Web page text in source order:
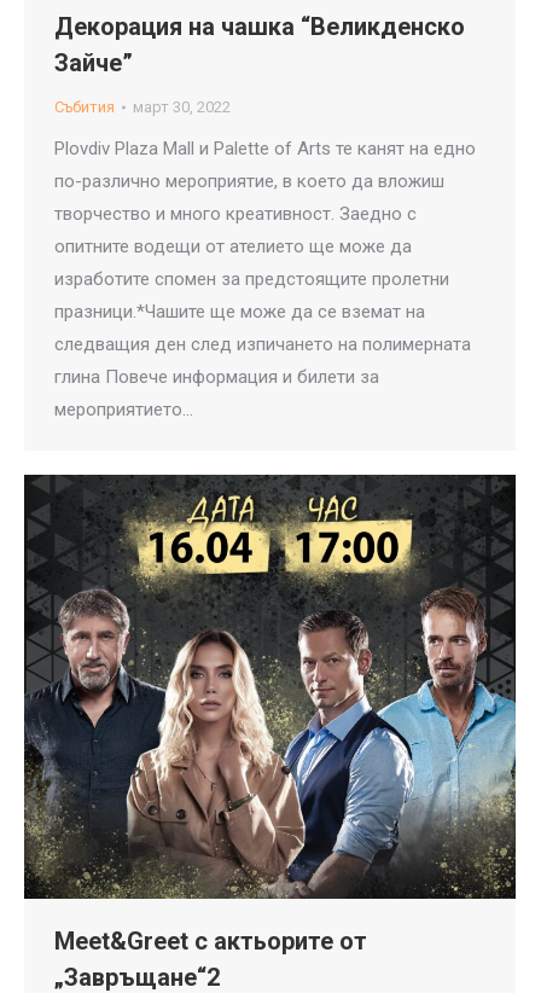
Декорация на чашка “Великденско
Зайче”
Събития март 30, 2022
Plovdiv Plaza Mall и Palette of Arts те канят на едно
по-различно мероприятие, в което да вложиш
творчество и много креативност. Заедно с
опитните водещи от ателието ще може да
изработите спомен за предстоящите пролетни
празници.*Чашите ще може да се вземат на
следващия ден след изпичането на полимерната
глина Повече информация и билети за
мероприятието…
Meet&Greet с актьорите от
„Завръщане“2